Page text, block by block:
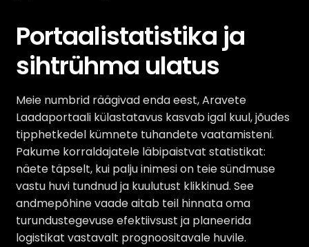
Portaalistatistika ja
sihtrühma ulatus
Meie numbrid räägivad enda eest, Aravete
Laadaportaali külastatavus kasvab igal kuul, jõudes
tipphetkedel kümnete tuhandete vaatamisteni.
Pakume korraldajatele läbipaistvat statistikat:
näete täpselt, kui palju inimesi on teie sündmuse
vastu huvi tundnud ja kuulutust klikkinud. See
andmepõhine vaade aitab teil hinnata oma
turundustegevuse efektiivsust ja planeerida
logistikat vastavalt prognoositavale huvile.